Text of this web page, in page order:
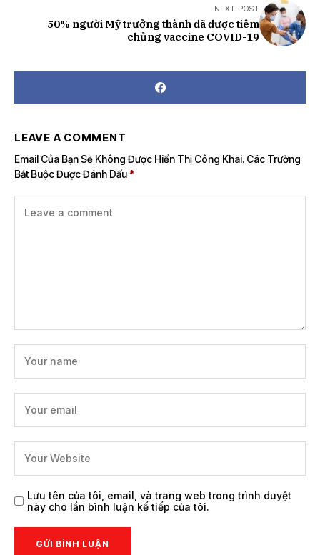
NEXT POST
50% người Mỹ trưởng thành đã được tiêm
chủng vaccine COVID-19
LEAVE A COMMENT
Email Của Bạn Sẽ Không Được Hiển Thị Công Khai. Các Trường
Bắt Buộc Được Đánh Dấu *
Lưu tên của tôi, email, và trang web trong trình duyệt
này cho lần bình luận kế tiếp của tôi.